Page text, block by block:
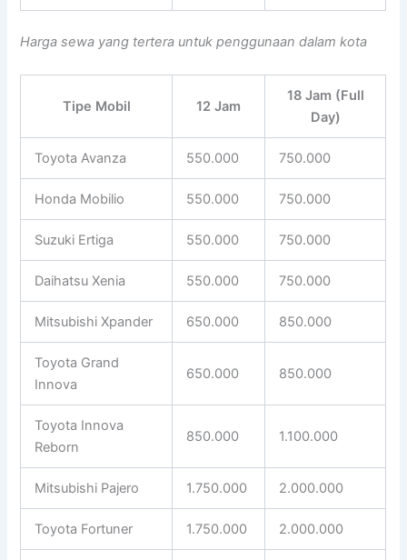
Harga sewa yang tertera untuk penggunaan dalam kota
Tipe Mobil 12 Jam
18 Jam (Full
Day)
Toyota Avanza 550.000 750.000
Honda Mobilio 550.000 750.000
Suzuki Ertiga 550.000 750.000
Daihatsu Xenia 550.000 750.000
Mitsubishi Xpander 650.000 850.000
Toyota Grand
Innova
650.000 850.000
Toyota Innova
Reborn
850.000 1.100.000
Mitsubishi Pajero 1.750.000 2.000.000
Toyota Fortuner 1.750.000 2.000.000